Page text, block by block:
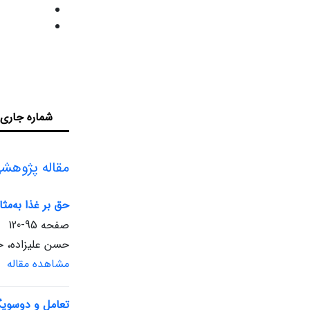
شماره جاری
مقاله
حق بر غذا
صفحه 95-120
حسن علیزاده،
مشاهده مقاله
تعامل و